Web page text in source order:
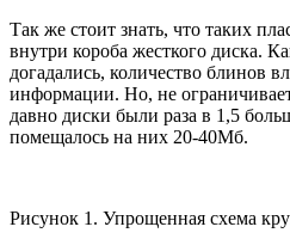
Так же стоит знать, что таких
внутри короба жесткого диска.
догадались, количество блинов
информации. Но, не
давно диски были раза в 1,5
помещалось на них 20-40Мб.
Рисунок 1. Упрощенная схема